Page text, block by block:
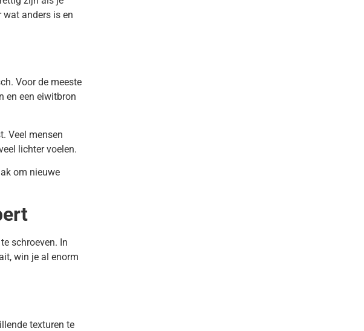
anders is en
Voor de meeste
en een eiwitbron
Veel mensen
lichter voelen.
om nieuwe
schroeven. In
win je al enorm
texturen te